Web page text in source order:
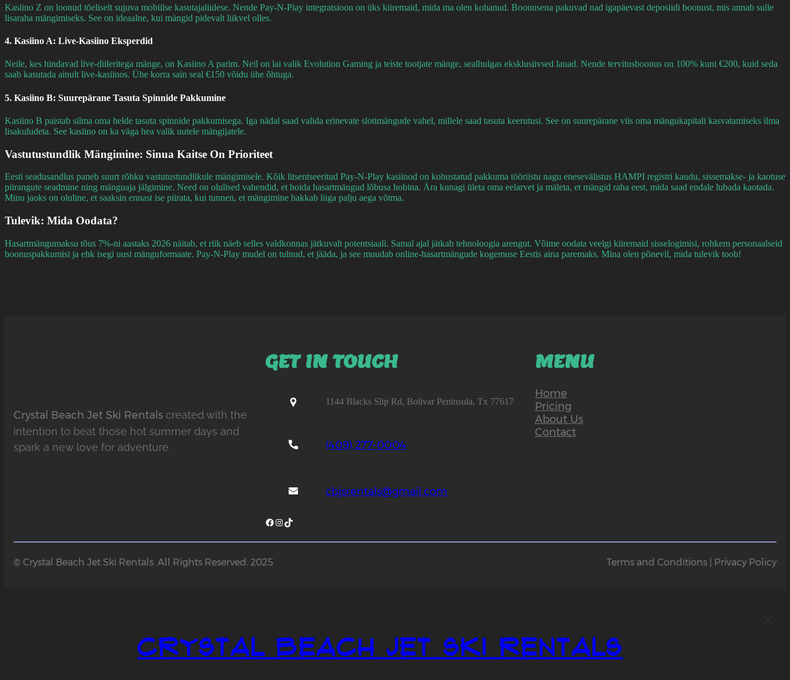
Kasiino Z on loonud tõeliselt sujuva mobiilse kasutajaliidese. Nende Pay-N-Play integratsioon on üks kiiremaid, mida ma olen kohanud. Boonusena pakuvad nad igapäevast deposiidi boonust, mis annab sulle
lisaraha mängimiseks. See on ideaalne, kui mängid pidevalt liikvel olles.
4. Kasiino A: Live-Kasiino Eksperdid
Neile, kes hindavad live-diileritega mänge, on Kasiino A parim. Neil on lai valik Evolution Gaming ja teiste tootjate mänge, sealhulgas eksklusiivsed lauad. Nende tervitusboonus on 100% kuni €200, kuid seda
saab kasutada ainult live-kasiinos. Ühe korra sain seal €150 võidu ühe õhtuga.
5. Kasiino B: Suurepärane Tasuta Spinnide Pakkumine
Kasiino B paistab silma oma helde tasuta spinnide pakkumisega. Iga nädal saad valida erinevate slotimängude vahel, millele saad tasuta keerutusi. See on suurepärane viis oma mängukapitali kasvatamiseks ilma
lisakuludeta. See kasiino on ka väga hea valik uutele mängijatele.
Vastutustundlik Mängimine: Sinua Kaitse On Prioriteet
Eesti seadusandlus paneb suurt rõhku vastutustundlikule mängimisele. Kõik litsentseeritud Pay-N-Play kasiinod on kohustatud pakkuma tööriistu nagu enesevälistus HAMPI registri kaudu, sissemakse- ja kaotuse
piirangute seadmine ning mänguaja jälgimine. Need on olulised vahendid, et hoida hasartmängud lõbusa hobina. Ära kunagi ületa oma eelarvet ja mäleta, et mängid raha eest, mida saad endale lubada kaotada.
Minu jaoks on oluline, et saaksin ennast ise piirata, kui tunnen, et mängimine hakkab liiga palju aega võtma.
Tulevik: Mida Oodata?
Hasartmängumaksu tõus 7%-ni aastaks 2026 näitab, et riik näeb selles valdkonnas jätkuvalt potentsiaali. Samal ajal jätkab tehnoloogia arengut. Võime oodata veelgi kiiremaid sisselogimisi, rohkem personaalseid
boonuspakkumisi ja ehk isegi uusi mänguformaate. Pay-N-Play mudel on tulnud, et jääda, ja see muudab online-hasartmängude kogemuse Eestis aina paremaks. Mina olen põnevil, mida tulevik toob!
Crystal Beach Jet Ski Rentals created with the
intention to beat those hot summer days and
spark a new love for adventure.
GET IN TOUCH
1144 Blacks Slip Rd, Bolivar Peninsula, Tx 77617
(409) 277-0004
cbjsrentals@gmail.com
Facebook Instagram TikTok
MENU
Home
Pricing
About Us
Contact
© Crystal Beach Jet Ski Rentals. All Rights Reserved. 2025 Terms and Conditions | Privacy Policy
Crystal Beach Jet Ski Rentals